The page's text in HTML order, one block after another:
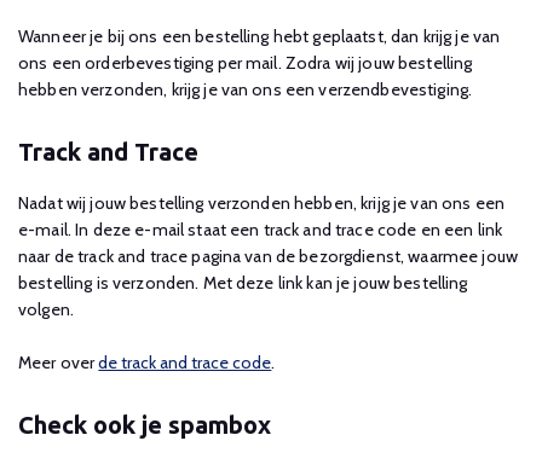
Wanneer je bij ons een bestelling hebt geplaatst, dan krijg je van
ons een orderbevestiging per mail. Zodra wij jouw bestelling
hebben verzonden, krijg je van ons een verzendbevestiging.
Track and Trace
Nadat wij jouw bestelling verzonden hebben, krijg je van ons een
e-mail. In deze e-mail staat een track and trace code en een link
naar de track and trace pagina van de bezorgdienst, waarmee jouw
bestelling is verzonden. Met deze link kan je jouw bestelling
volgen.
Meer overde track and trace code.
Check ook je spambox